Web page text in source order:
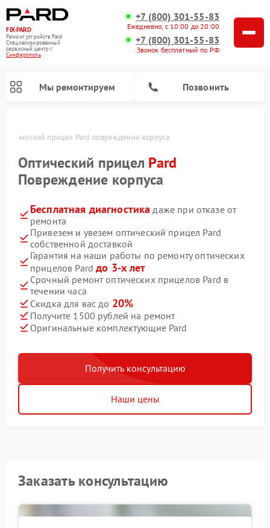
FIX-PARD
Ремонт устройств Pard
Специализированный
cервисный центр г.
Симферополь
+7 (800) 301-55-83
Ежедневно, с 10:00 до 20:00
+7 (800) 301-55-83
Звонок бесплатный по РФ
Мы ремонтируем Позвонить
Оптический прицел Pard повреждение корпуса
Оптический прицел Pard
Повреждение корпуса
Бесплатная диагностика даже при отказе от
ремонта
Привезем и увезем оптический прицел Pard
собственной доставкой
Гарантия на наши работы по ремонту оптических
прицелов Pardдо 3-х лет
Срочный ремонт оптических прицелов Pard в
течении часа
Скидка для вас до 20%
Получите 1500 рублей на ремонт
Оригинальные комплектующие Pard
Получить консультацию
Наши цены
Заказать консультацию